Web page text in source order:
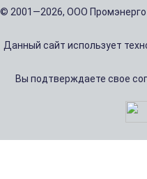
© 2001—2026, ООО
Данный сайт использует
Вы подтверждаете свое